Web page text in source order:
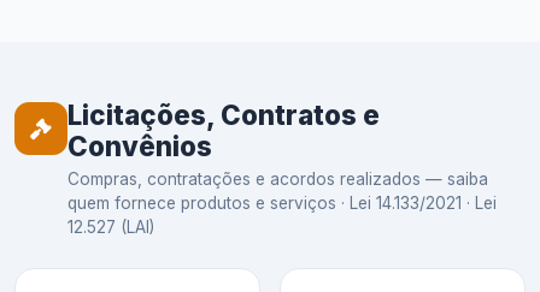
Licitações, Contratos e
Convênios
Compras, contratações e acordos realizados — saiba
quem fornece produtos e serviços · Lei 14.133/2021 · Lei
12.527 (LAI)